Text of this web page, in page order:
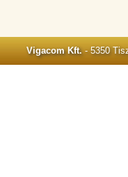
Vigacom Kft.- 5350